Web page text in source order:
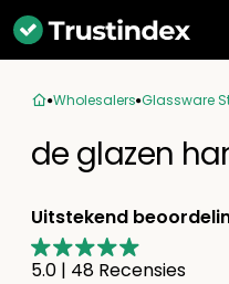
Wholesalers Glassware
de glazen
Uitstekend
5.0 | 48 Recensies